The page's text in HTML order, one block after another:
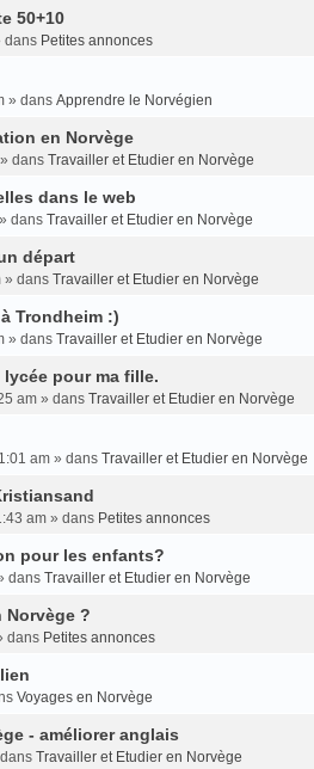
50+10
dans Petites annonces
» dans Apprendre le Norvégien
en Norvège
» dans Travailler et Etudier en Norvège
dans le web
» dans Travailler et Etudier en Norvège
départ
» dans Travailler et Etudier en Norvège
Trondheim :)
» dans Travailler et Etudier en Norvège
pour ma fille.
am » dans Travailler et Etudier en Norvège
am » dans Travailler et Etudier en Norvège
am » dans Petites annonces
pour les enfants?
dans Travailler et Etudier en Norvège
Norvège ?
dans Petites annonces
Voyages en Norvège
- améliorer anglais
Travailler et Etudier en Norvège